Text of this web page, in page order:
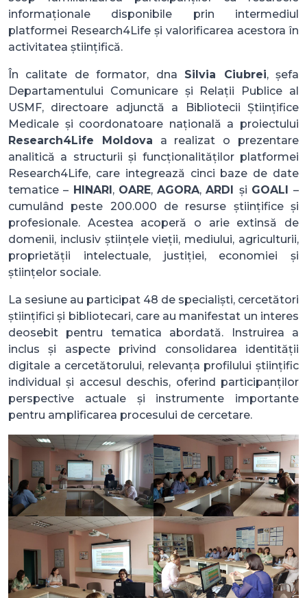
informaționale disponibile prin intermediul
platformei Research4Life și valorificarea acestora în
activitatea științifică.
În calitate de formator, dna Silvia Ciubrei, șefa
Departamentului Comunicare și Relații Publice al
USMF, directoare adjunctă a Bibliotecii Științifice
Medicale și coordonatoare națională a proiectului
Research4Life Moldova a realizat o prezentare
analitică a structurii și funcționalităților platformei
Research4Life, care integrează cinci baze de date
tematice – HINARI, OARE, AGORA,ARDI și GOALI –
cumulând peste 200.000 de resurse științifice și
profesionale. Acestea acoperă o arie extinsă de
domenii, inclusiv științele vieții, mediului, agriculturii,
proprietății intelectuale, justiției, economiei și
științelor sociale.
La sesiune au participat 48 de specialiști, cercetători
științifici și bibliotecari, care au manifestat un interes
deosebit pentru tematica abordată. Instruirea a
inclus și aspecte privind consolidarea identității
digitale a cercetătorului, relevanța profilului științific
individual și accesul deschis, oferind participanților
perspective actuale și instrumente importante
pentru amplificarea procesului de cercetare.